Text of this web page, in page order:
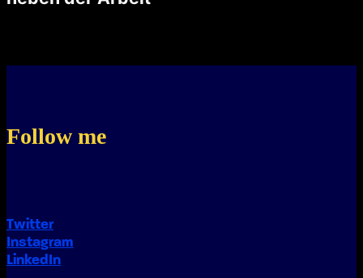
Follow me
Twitter
Instagram
LinkedIn